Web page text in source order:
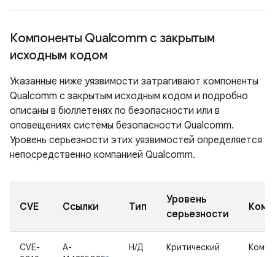
Компоненты Qualcomm с закрытым
исходным кодом
Указанные ниже уязвимости затрагивают компоненты
Qualcomm с закрытым исходным кодом и подробно
описаны в бюллетенях по безопасности или в
оповещениях системы безопасности Qualcomm.
Уровень серьезности этих уязвимостей определяется
непосредственно компанией Qualcomm.
CVE Ссылки Тип
Уровень
серьезности
CVE-
A-
Н/Д Критический